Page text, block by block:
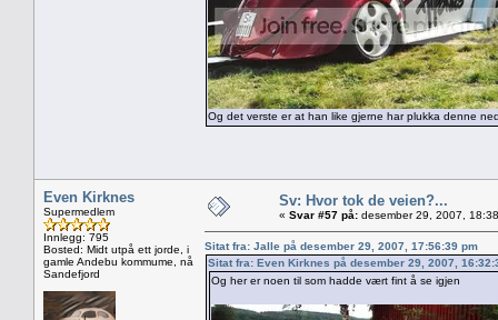
Og det verste er at han like gjerne har plukka denne
Even Kirknes
Supermedlem
Innlegg: 795
Bosted: Midt utpå ett jorde, i
gamle Andebu kommume, nå
Sandefjord
Sv: Hvor tok de veien?...
« Svar #57 på: desember 29, 2007,
Sitat fra: Jalle på desember 29, 2007, 17:56:39 pm
Sitat fra: Even Kirknes på desember 29, 2007,
Og her er noen til som hadde vært fint å se igjen